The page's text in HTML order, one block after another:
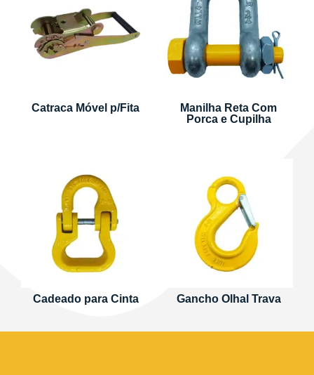
Catraca Móvel p/Fita
Manilha Reta Com
Porca e Cupilha
Cadeado para Cinta Gancho Olhal Trava